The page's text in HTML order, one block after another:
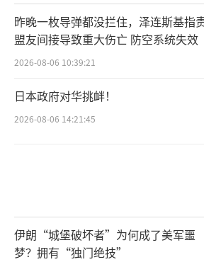
的决定性行动，这非同寻常
做的事情”。
“您正迈向另一个巨大
提到，北约已使其成员国答
到GDP的5%，这是“几十年
统能够做到的事”，“欧洲将
就在北约峰会召开的同
在峰会举办地同步进行。
昨晚一枚导弹都没拦住，泽连斯基指
盟友间接导致重大伤亡 防空系统失效
2026-08-06 10:39:21
日本政府对华挑衅！
2026-08-06 14:21:45
伊朗“城堡破坏者”为何成了美军噩
梦？拥有“独门绝技”